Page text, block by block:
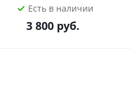
Есть в наличии
3 800руб.